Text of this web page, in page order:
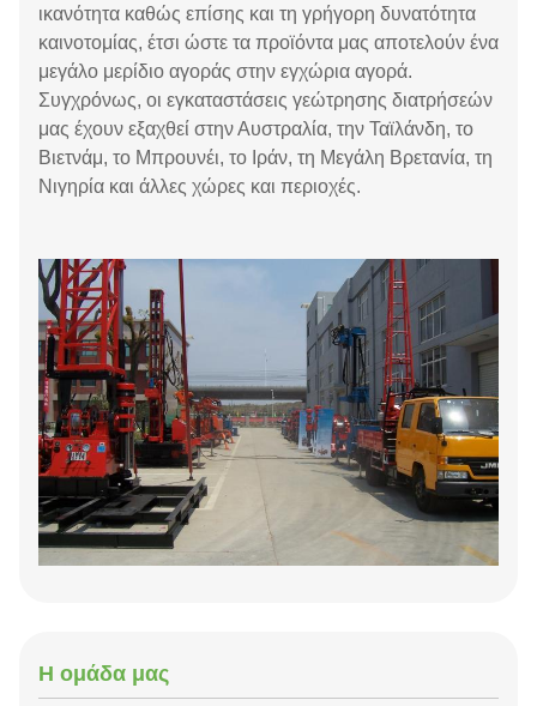
ικανότητα καθώς επίσης και τη γρήγορη δυνατότητα
καινοτομίας, έτσι ώστε τα προϊόντα μας αποτελούν ένα
μεγάλο μερίδιο αγοράς στην εγχώρια αγορά.
Συγχρόνως, οι εγκαταστάσεις γεώτρησης διατρήσεών
μας έχουν εξαχθεί στην Αυστραλία, την Ταϊλάνδη, το
Βιετνάμ, το Μπρουνέι, το Ιράν, τη Μεγάλη Βρετανία, τη
Νιγηρία και άλλες χώρες και περιοχές.
Η ομάδα μας